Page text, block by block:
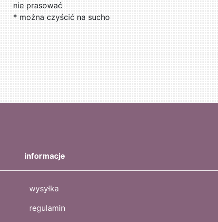
nie prasować
* można czyścić na sucho
informacje
wysyłka
regulamin